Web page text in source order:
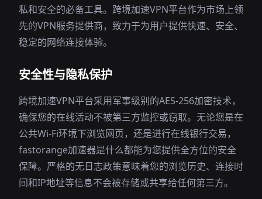
私和安全的必备工具。跨境加速VPN平台作为市场上领
先的VPN服务提供商，致力于为用户提供快速、安全、
稳定的网络连接体验。
安全性与隐私保护
跨境加速VPN平台采用军事级别的AES-256加密技术，
确保您的在线活动不被第三方监控或窃取。无论您是在
公共Wi-Fi环境下浏览网页，还是进行在线银行交易，
fastorange加速器是什么都能为您提供全方位的安全
保障。严格的无日志政策意味着您的浏览历史、连接时
间和IP地址等信息不会被存储或共享给任何第三方。